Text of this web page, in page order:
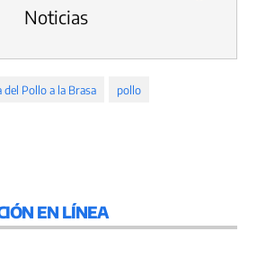
Noticias
del Pollo a la Brasa pollo
EN LÍNEA